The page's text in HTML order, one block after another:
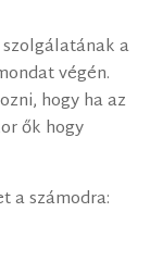
szolgálatának a
végén.
hogy ha az
ők hogy
a számodra: